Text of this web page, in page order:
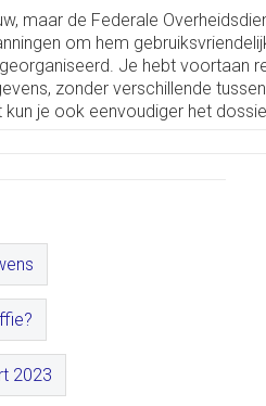
maar de Federale
om hem
Je hebt voortaan
zonder verschillende
je ook eenvoudiger het
2023